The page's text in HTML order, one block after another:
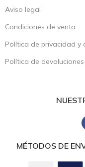
Aviso legal
Condiciones de venta
Política de privacidad y
Política de
MÉTODOS DE